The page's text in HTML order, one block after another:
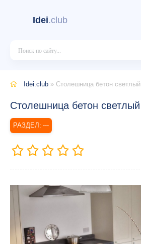
Idei.club
Idei.club » Столешница бетон светлый
Столешница бетон светлый
---